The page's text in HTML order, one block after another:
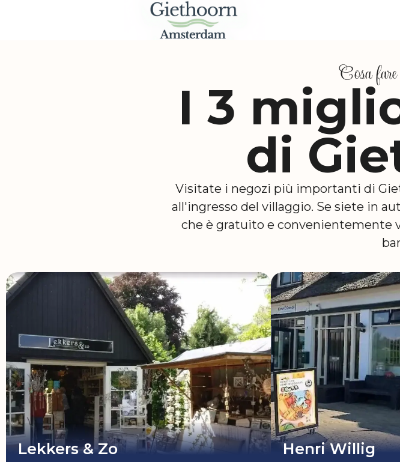
Cosa
I 3
di
Visitate i negozi più importanti di
all'ingresso del villaggio. Se siete in
che è gratuito e convenientemente
Lekkers & Zo Henri Willig